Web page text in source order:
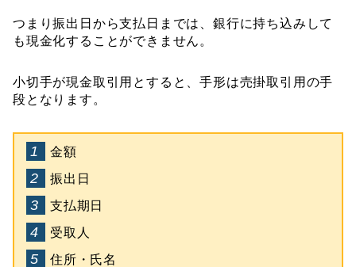
つまり振出日から支払日までは、銀行に持ち込みして
も現金化することができません。
小切手が現金取引用とすると、手形は売掛取引用の手
段となります。
金額
振出日
支払期日
受取人
住所・氏名